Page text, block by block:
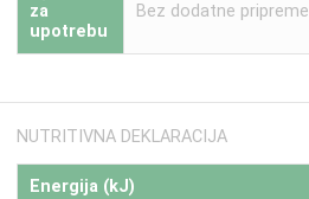
za
upotrebu
Bez dodatne pripreme
NUTRITIVNA DEKLARACIJA
Energija (kJ)